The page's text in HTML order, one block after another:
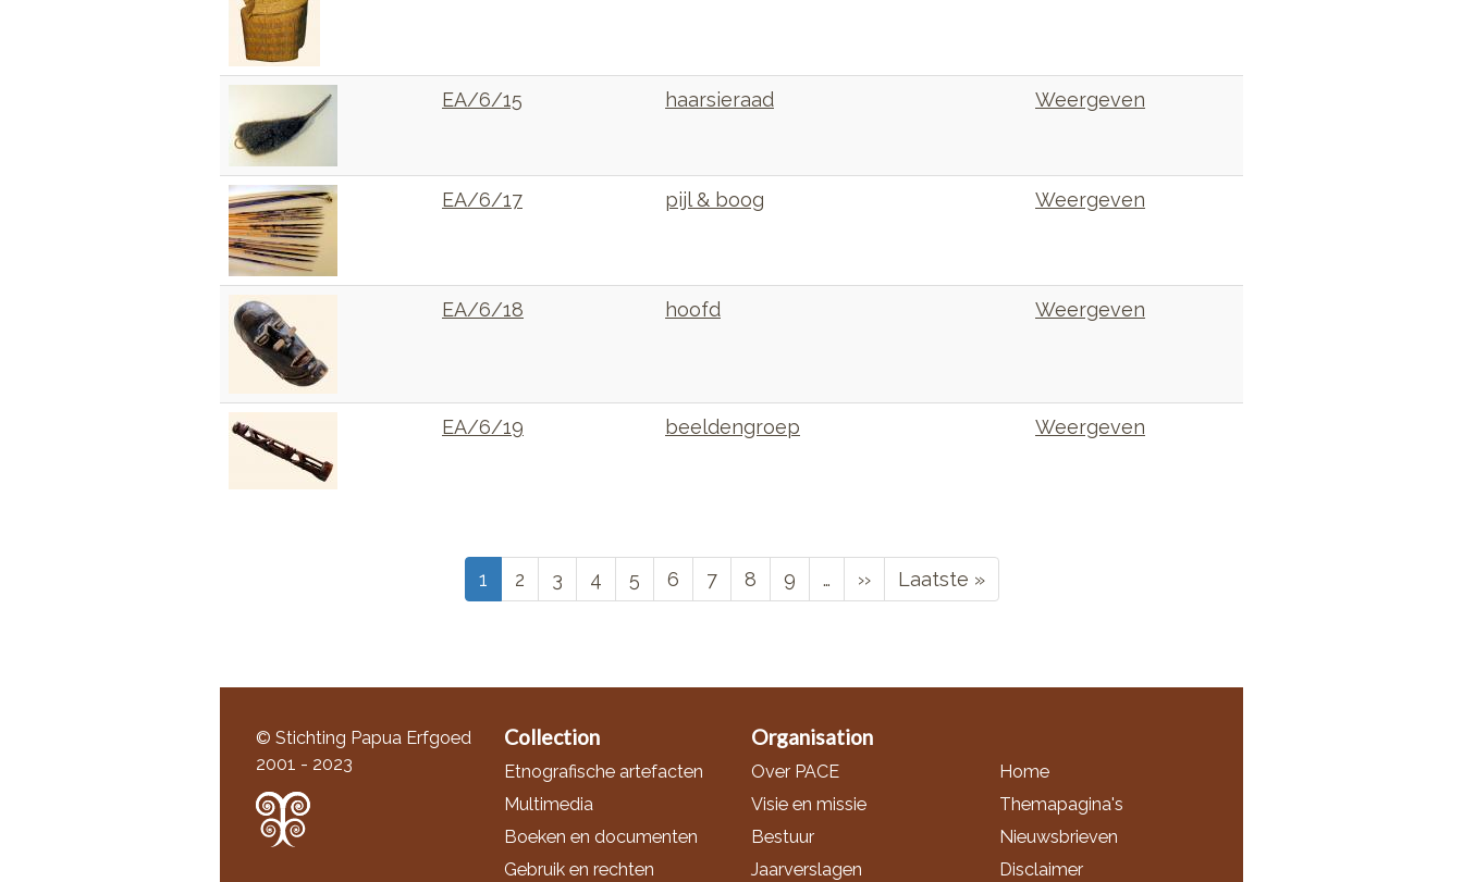
EA/6/15 haarsieraad Weergeven
EA/6/17 pijl & boog Weergeven
EA/6/18 hoofd Weergeven
EA/6/19 beeldengroep Weergeven
Huidige
pagina
1 Page
2 Page
3 Page
4 Page
5 Page
6 Page
7 Page
8 Page
9 …
Volgende
pagina
››
Laatste
pagina
Laatste »
© Stichting Papua Erfgoed
2001 - 2023
Collection
Etnografische artefacten
Multimedia
Boeken en documenten
Gebruik en rechten
Organisation
Over PACE
Visie en missie
Bestuur
Jaarverslagen
Home
Themapagina's
Nieuwsbrieven
Disclaimer